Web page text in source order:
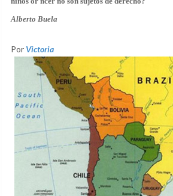
Alberto Buela
Por Victoria